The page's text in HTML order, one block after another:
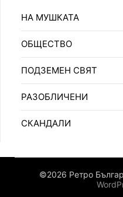
НА МУШКАТА
ОБЩЕСТВО
ПОДЗЕМЕН СВЯТ
РАЗОБЛИЧЕНИ
СКАНДАЛИ
©2026 Ретро